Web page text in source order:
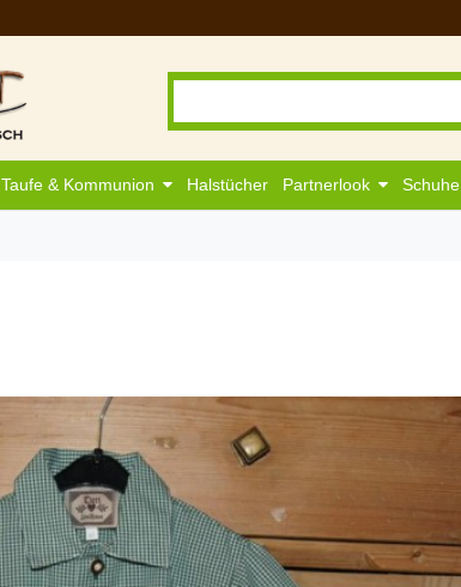
Taufe & Kommunion Halstücher Partnerlook Schuhe